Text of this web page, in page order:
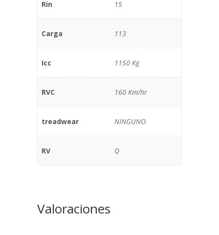
Rin 15
Carga 113
Icc 1150 Kg
RVC 160 Km/hr
treadwear NINGUNO
RV Q
Valoraciones